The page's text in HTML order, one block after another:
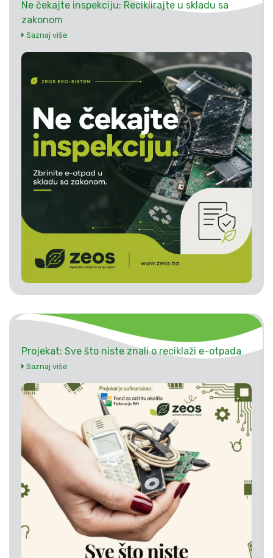
Ne čekajte inspekciju: Reciklirajte u skladu sa
zakonom
Saznaj više
Projekat: Sve što niste znali o reciklaži e-otpada
Saznaj više